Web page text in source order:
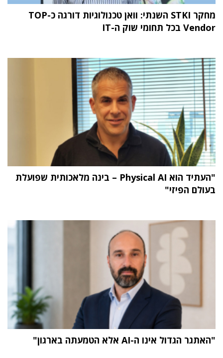
מחקר STKI השנתי: וואן טכנולוגיות דורגה כ-TOP
Vendor בכל תחומי שוק ה-IT
"העתיד הוא Physical AI – בינה מלאכותית שפועלת
בעולם הפיזי"
"האתגר הגדול אינו ה-AI אלא הטמעתה בארגון"